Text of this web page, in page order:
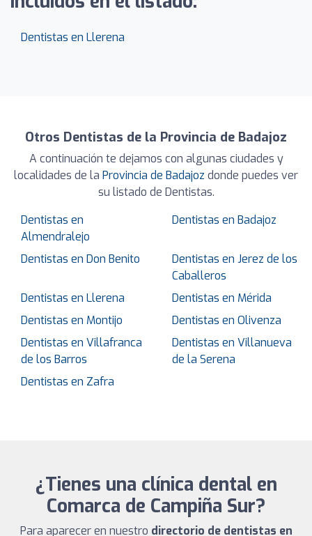
Dentistas en Llerena
Otros Dentistas de la Provincia de Badajoz
A continuación te dejamos con algunas ciudades y
localidades de la Provincia de Badajoz donde puedes ver
su listado de Dentistas.
Dentistas en
Almendralejo
Dentistas en Badajoz
Dentistas en Don Benito
Dentistas en Jerez de los
Caballeros
Dentistas en Llerena
Dentistas en Mérida
Dentistas en Montijo
Dentistas en Olivenza
Dentistas en Villafranca
de los Barros
Dentistas en Villanueva
de la Serena
Dentistas en Zafra
¿Tienes una clínica dental en
Comarca de Campiña Sur?
Para aparecer en nuestro directorio de dentistas en